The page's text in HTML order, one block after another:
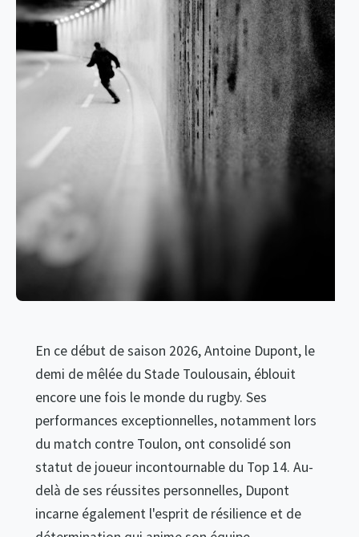
En ce début de saison 2026, Antoine Dupont, le
demi de mêlée du Stade Toulousain, éblouit
encore une fois le monde du rugby. Ses
performances exceptionnelles, notamment lors
du match contre Toulon, ont consolidé son
statut de joueur incontournable du Top 14. Au-
delà de ses réussites personnelles, Dupont
incarne également l'esprit de résilience et de